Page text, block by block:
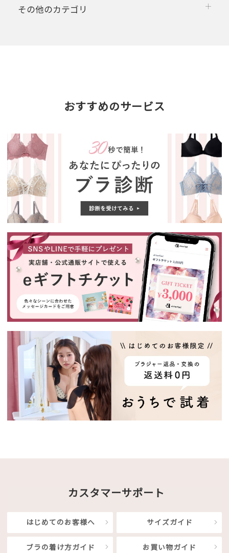
その他のカテゴリ
おすすめのサービス
カスタマーサポート
はじめてのお客様へ サイズガイド
ブラの着け方ガイド お買い物ガイド